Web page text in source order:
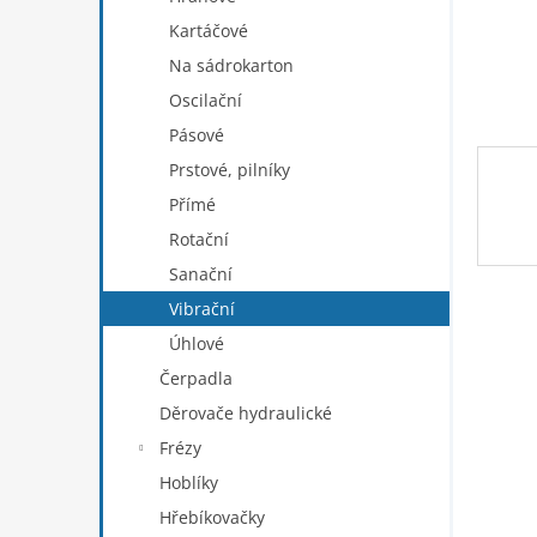
Kartáčové
Na sádrokarton
Oscilační
Pásové
Prstové, pilníky
Přímé
Rotační
Sanační
Vibrační
Úhlové
Čerpadla
Děrovače hydraulické
Frézy
Hoblíky
Hřebíkovačky